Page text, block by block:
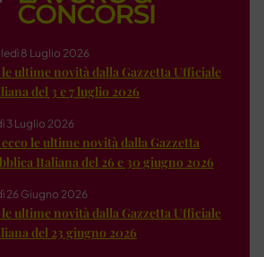
8 Luglio 2026
ultime novità dalla Gazzetta Ufficiale
del 3 e 7 luglio 2026
3 Luglio 2026
le ultime novità dalla Gazzetta
Italiana del 26 e 30 giugno 2026
26 Giugno 2026
ultime novità dalla Gazzetta Ufficiale
del 23 giugno 2026